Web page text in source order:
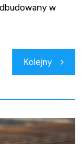
w
Kolejny